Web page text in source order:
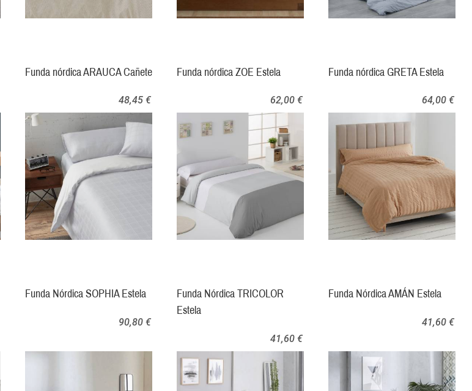
Funda nórdica ARAUCA Cañete
48,45 €
Funda nórdica ZOE Estela
62,00 €
Funda nórdica GRETA Estela
64,00 €
Funda Nórdica SOPHIA Estela
90,80 €
Funda Nórdica TRICOLOR
Estela
41,60 €
Funda Nórdica AMÁN Estela
41,60 €